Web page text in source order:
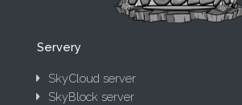
Servery
SkyCloud server
SkyBlock server